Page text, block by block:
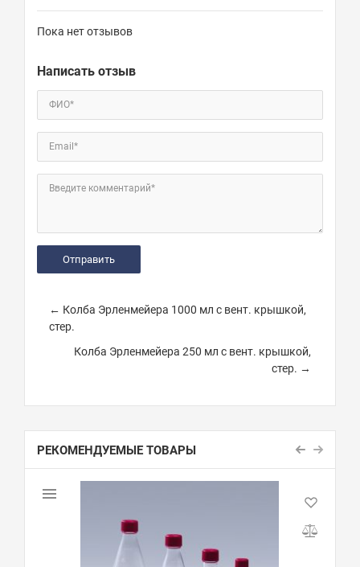
Пока нет отзывов
Написать отзыв
ФИО*
Email*
Введите комментарий*
← Колба Эрленмейера 1000 мл с вент. крышкой,
стер.
Колба Эрленмейера 250 мл с вент. крышкой,
стер. →
РЕКОМЕНДУЕМЫЕ ТОВАРЫ